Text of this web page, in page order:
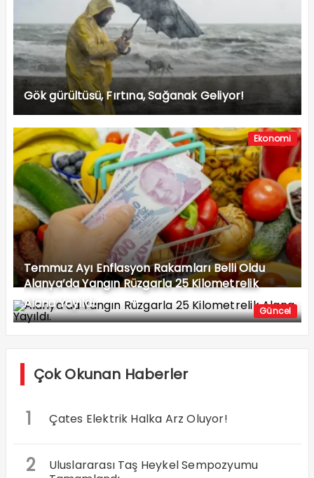
Gök gürültüsü, Fırtına, Sağanak Geliyor!
Ekonomi
Temmuz Ayı Enflasyon Rakamları Belli Oldu
Güncel
Alanya’da Yangın Rüzgarla 25 Kilometrelik
Alana Yayıldı.
Çok Okunan Haberler
1 Çates Elektrik Halka Arz Oluyor!
2
Uluslararası Taş Heykel Sempozyumu